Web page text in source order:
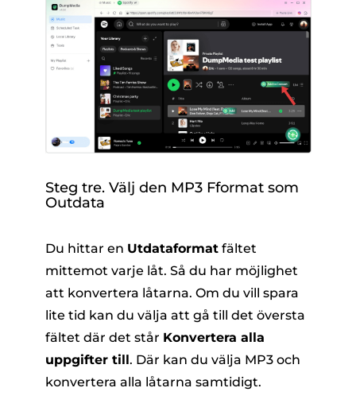
Steg tre. Välj den MP3 Fformat som
Outdata
Du hittar en Utdataformatfältet
mittemot varje låt. Så du har möjlighet
att konvertera låtarna. Om du vill spara
lite tid kan du välja att gå till det översta
fältet där det står Konvertera alla
uppgifter till. Där kan du välja MP3 och
konvertera alla låtarna samtidigt.